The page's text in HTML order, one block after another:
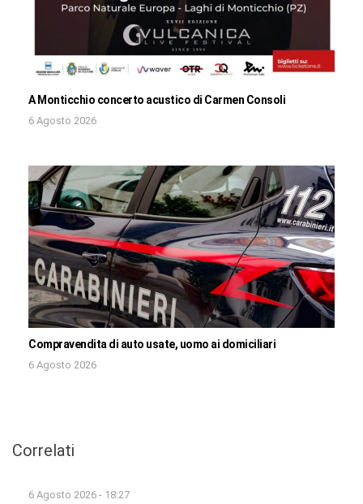
A Monticchio concerto acustico di Carmen Consoli
6 Agosto 2026
Compravendita di auto usate, uomo ai domiciliari
6 Agosto 2026
Correlati
6 Agosto 2026 - 18:27